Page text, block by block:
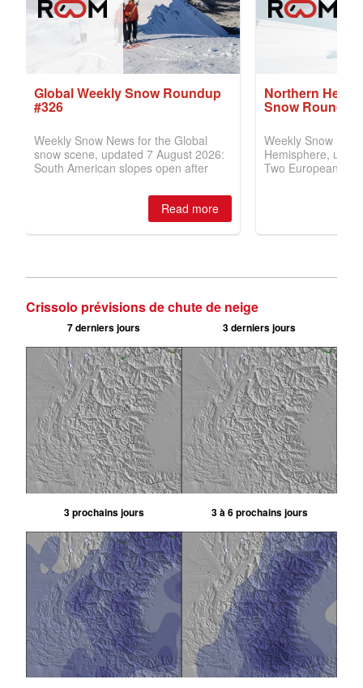
Crissolo prévisions de chute de neige
7 derniers jours 3 derniers jours
3 prochains jours 3 à 6 prochains jours